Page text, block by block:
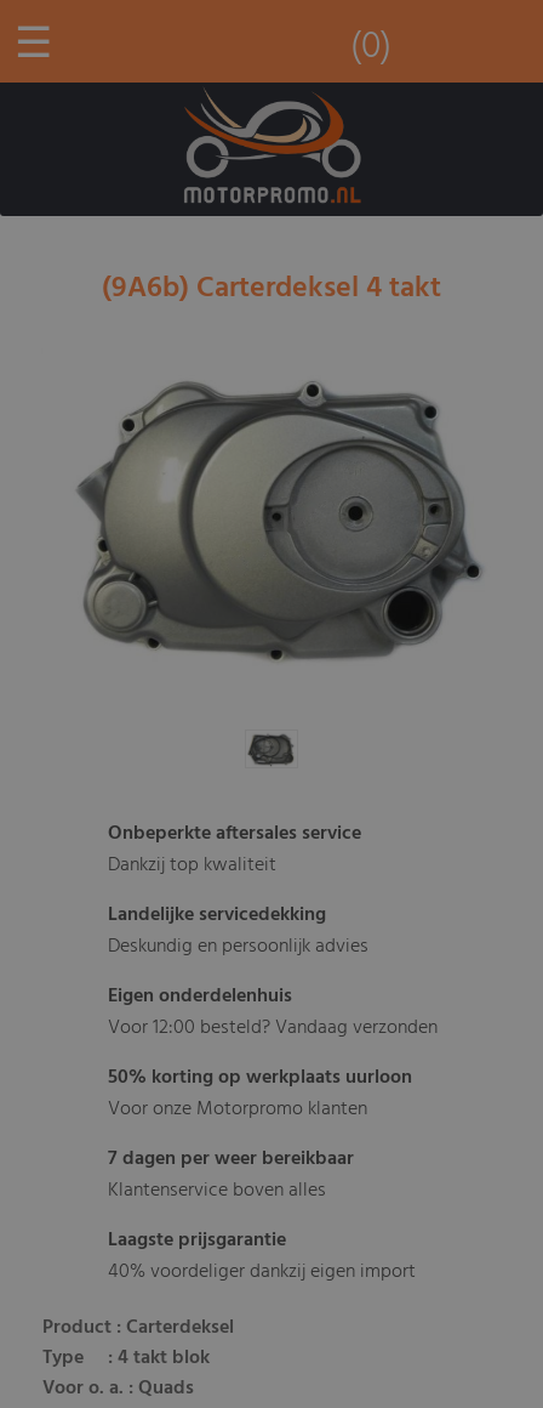
☰ (0)
(9A6b) Carterdeksel 4 takt
Onbeperkte aftersales service
Dankzij top kwaliteit
Landelijke servicedekking
Deskundig en persoonlijk advies
Eigen onderdelenhuis
Voor 12:00 besteld? Vandaag verzonden
50% korting op werkplaats uurloon
Voor onze Motorpromo klanten
7 dagen per weer bereikbaar
Klantenservice boven alles
Laagste prijsgarantie
40% voordeliger dankzij eigen import
Product : Carterdeksel
Type : 4 takt blok
Voor o. a. : Quads